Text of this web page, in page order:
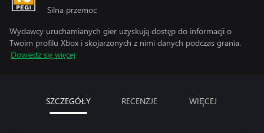
Silna przemoc
Wydawcy uruchamianych gier uzyskują dostęp do informacji o
Twoim profilu Xbox i skojarzonych z nimi danych podczas grania.
Dowiedz się więcej
SZCZEGÓŁY RECENZJE WIĘCEJ